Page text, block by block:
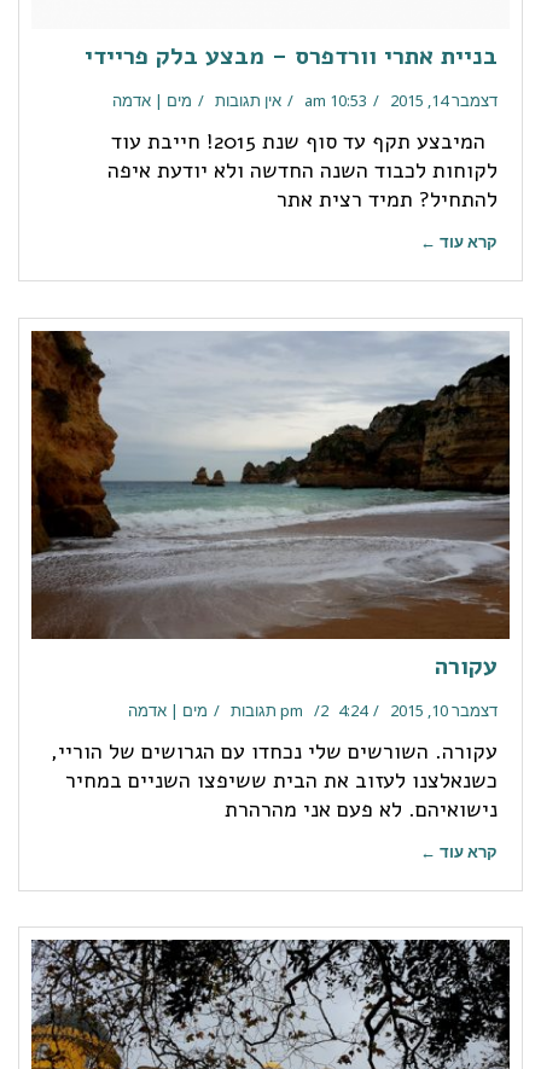
בניית אתרי וורדפרס – מבצע בלק פריידי
דצמבר 14, 2015 10:53 am אין תגובות מים | אדמה
המיבצע תקף עד סוף שנת 2015! חייבת עוד
לקוחות לכבוד השנה החדשה ולא יודעת איפה
להתחיל? תמיד רצית אתר
קרא עוד ←
עקורה
דצמבר 10, 2015 4:24 pm 2 תגובות מים | אדמה
עקורה. השורשים שלי נכחדו עם הגרושים של הוריי,
כשנאלצנו לעזוב את הבית ששיפצו השניים במחיר
נישואיהם. לא פעם אני מהרהרת
קרא עוד ←